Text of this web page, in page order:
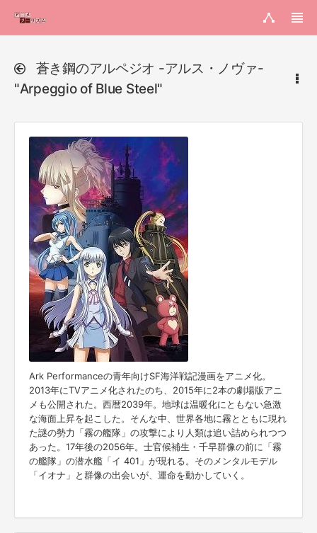
蒼き鋼のアルペジオ -アルス・ノヴァ-
"Arpeggio of Blue Steel"
Ark Performanceの青年向けSF海洋戦記漫画をアニメ化。
2013年にTVアニメ化されたのち、2015年に2本の劇場版アニ
メも公開された。西暦2039年。地球は温暖化にともない急激
な海面上昇を起こした。そんな中、世界各地に霧とともに現れ
た謎の勢力「霧の艦隊」の攻撃により人類は追い詰められつつ
あった。17年後の2056年。士官候補生・千早群像の前に「霧
の艦隊」の潜水艦「イ 401」が現れる。そのメンタルモデル
「イオナ」と群像の出会いが、運命を動かしていく。